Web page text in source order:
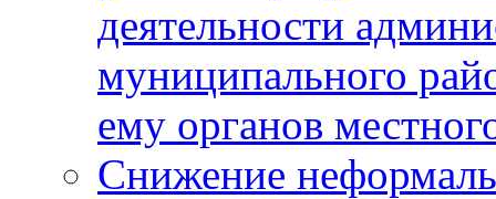
деятельности
муниципального
ему органов
Снижение